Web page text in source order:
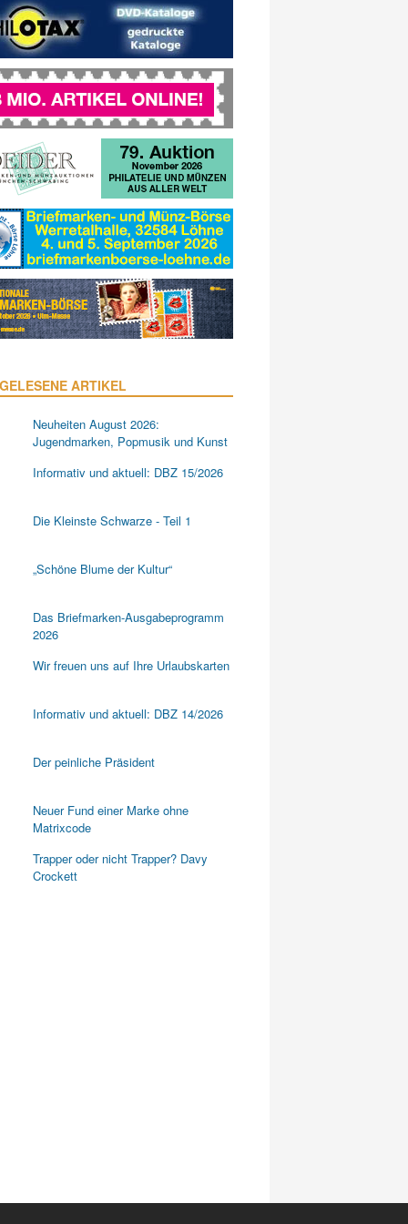
ARTIKEL
Neuheiten August 2026:
Jugendmarken, Popmusik und Kunst
Informativ und aktuell: DBZ 15/2026
Die Kleinste Schwarze - Teil 1
„Schöne Blume der Kultur“
Das Briefmarken-Ausgabeprogramm
2026
Wir freuen uns auf Ihre Urlaubskarten
Informativ und aktuell: DBZ 14/2026
Der peinliche Präsident
Neuer Fund einer Marke ohne
Matrixcode
Trapper oder nicht Trapper? Davy
Crockett